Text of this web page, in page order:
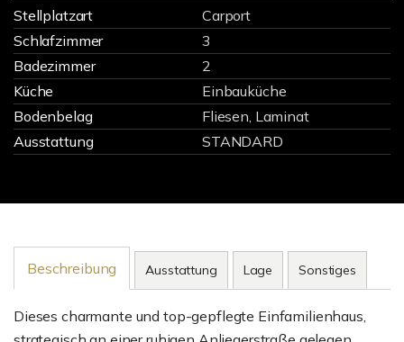
Stellplatzart
Carport
Schlafzimmer
3
Badezimmer
2
Küche
Einbauküche
Bodenbelag
Fliesen, Laminat
Ausstattung
STANDARD
Beschreibung Ausstattung Lage Sonstiges
Dieses charmante und top-gepflegte Einfamilienhaus,